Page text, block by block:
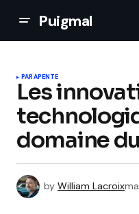
Puigmal
PARAPENTE
Les
domaine
by William Lacroix